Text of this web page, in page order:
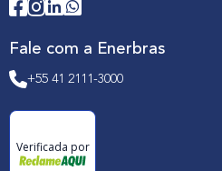
Fale com a Enerbras
+55 41 2111-3000
Verificada por